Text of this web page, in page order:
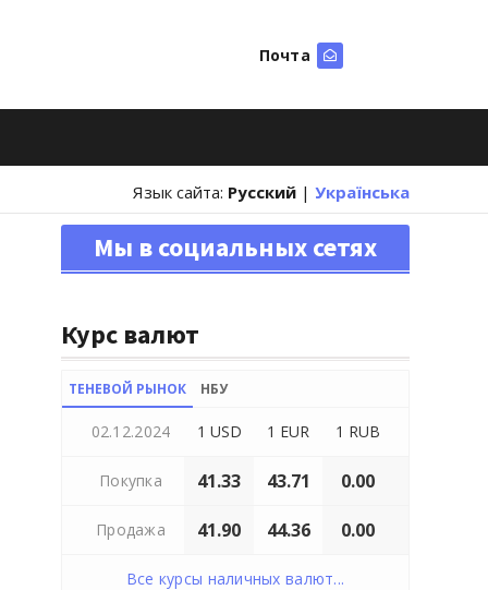
Почта
Язык сайта: Русский | Українська
Мы в социальных сетях
Курс валют
ТЕНЕВОЙ РЫНОК НБУ
02.12.2024 1 USD 1 EUR 1 RUB
Покупка 41.33 43.71 0.00
Продажа 41.90 44.36 0.00
Все курсы наличных валют...